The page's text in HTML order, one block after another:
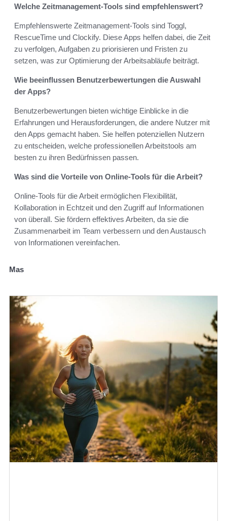
Welche Zeitmanagement-Tools sind empfehlenswert?
Empfehlenswerte Zeitmanagement-Tools sind Toggl,
RescueTime und Clockify. Diese Apps helfen dabei, die Zeit
zu verfolgen, Aufgaben zu priorisieren und Fristen zu
setzen, was zur Optimierung der Arbeitsabläufe beiträgt.
Wie beeinflussen Benutzerbewertungen die Auswahl
der Apps?
Benutzerbewertungen bieten wichtige Einblicke in die
Erfahrungen und Herausforderungen, die andere Nutzer mit
den Apps gemacht haben. Sie helfen potenziellen Nutzern
zu entscheiden, welche professionellen Arbeitstools am
besten zu ihren Bedürfnissen passen.
Was sind die Vorteile von Online-Tools für die Arbeit?
Online-Tools für die Arbeit ermöglichen Flexibilität,
Kollaboration in Echtzeit und den Zugriff auf Informationen
von überall. Sie fördern effektives Arbeiten, da sie die
Zusammenarbeit im Team verbessern und den Austausch
von Informationen vereinfachen.
Mas